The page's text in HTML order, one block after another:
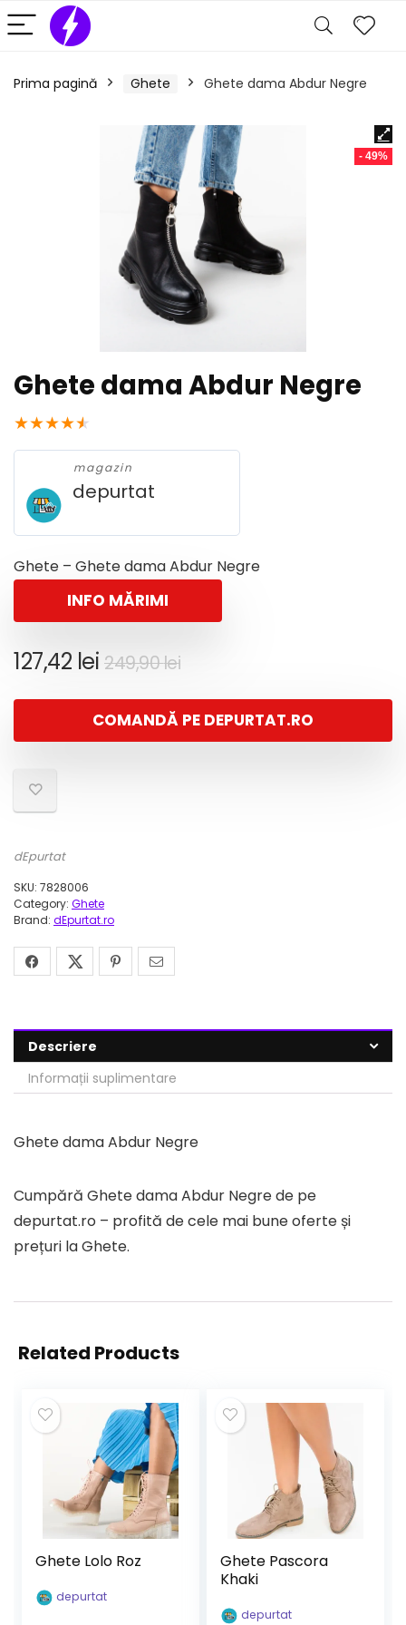
Prima pagină Ghete Ghete dama Abdur Negre
- 49%
Ghete dama Abdur Negre
★★★★★
magazin
depurtat
Ghete – Ghete dama Abdur Negre
INFO MĂRIMI
249,90leiPrețul
a
fost:
127,42 lei
Prețul
este:
127,42 lei.
COMANDĂ PE DEPURTAT.RO
dEpurtat
SKU: 7828006
Category: Ghete
Brand: dEpurtat.ro
Descriere
Informații suplimentare
Ghete dama Abdur Negre
Cumpără Ghete dama Abdur Negre de pe
depurtat.ro – profită de cele mai bune oferte și
prețuri la Ghete.
Related Products
Ghete Lolo Roz
depurtat
Ghete Pascora
Khaki
depurtat